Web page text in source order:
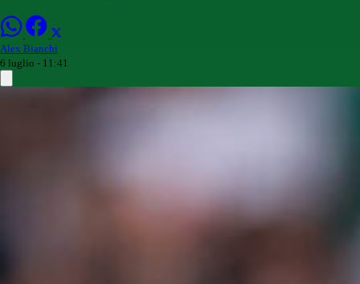
Alex Bianchi
6 luglio - 11:41